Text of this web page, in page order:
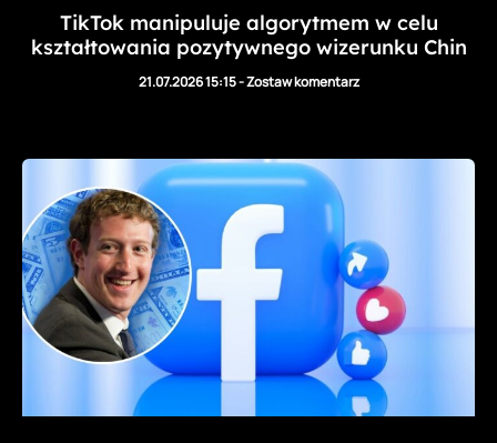
TikTok manipuluje algorytmem w celu
kształtowania pozytywnego wizerunku Chin
21.07.2026 15:15-Zostaw komentarz